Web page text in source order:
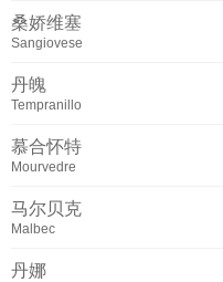
桑娇维塞
Sangiovese
丹魄
Tempranillo
慕合怀特
Mourvedre
马尔贝克
Malbec
丹娜